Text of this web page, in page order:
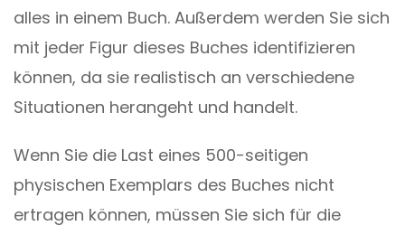
alles in einem Buch. Außerdem werden Sie sich
mit jeder Figur dieses Buches identifizieren
können, da sie realistisch an verschiedene
Situationen herangeht und handelt.
Wenn Sie die Last eines 500-seitigen
physischen Exemplars des Buches nicht
ertragen können, müssen Sie sich für die